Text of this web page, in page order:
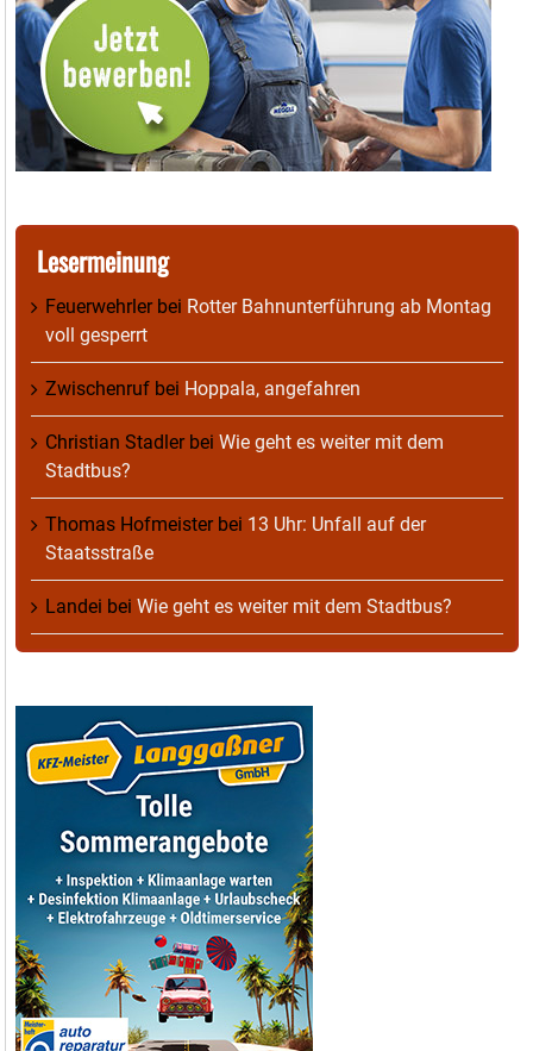
Lesermeinung
Feuerwehrlerbei Rotter Bahnunterführung ab Montag
voll gesperrt
Zwischenruf bei Hoppala, angefahren
Christian Stadlerbei Wie geht es weiter mit dem
Stadtbus?
Thomas Hofmeisterbei 13 Uhr: Unfall auf der
Staatsstraße
Landei bei Wie geht es weiter mit dem Stadtbus?